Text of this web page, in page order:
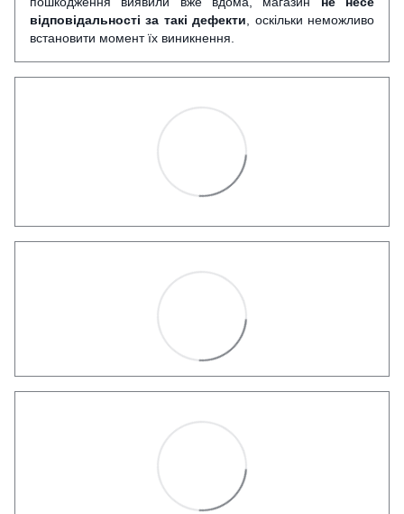
відповідальності за такі дефекти, оскільки неможливо
встановити момент їх виникнення.